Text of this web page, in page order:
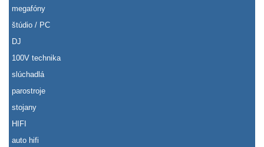
megafóny
štúdio / PC
DJ
100V technika
slúchadlá
parostroje
stojany
HIFI
auto hifi